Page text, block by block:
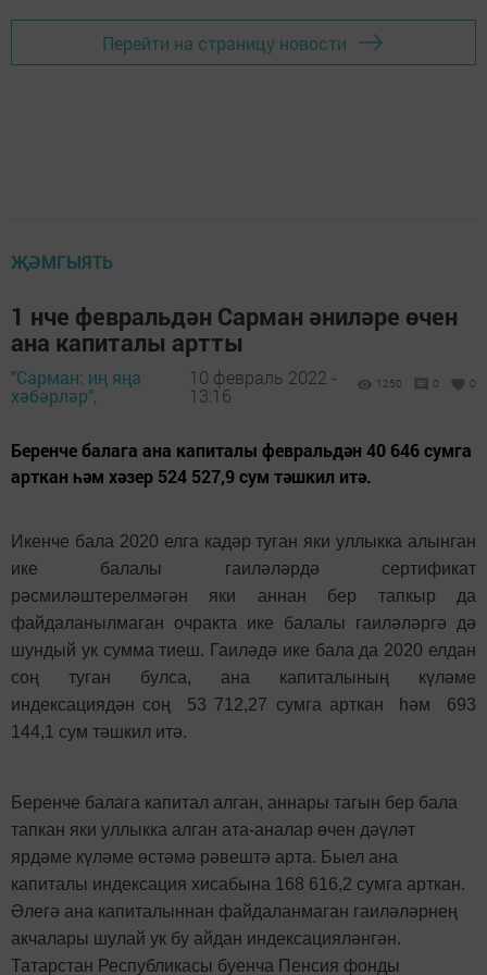
Перейти на страницу новости
ҖӘМГЫЯТЬ
1 нче февральдән Сарман әниләре өчен
ана капиталы артты
"Сарман: иң яңа
хәбәрләр",
10 февраль 2022 -
13:16
1250 0 0
Беренче балага ана капиталы февральдән 40 646 сумга
арткан һәм хәзер 524 527,9 сум тәшкил итә.
Икенче бала 2020 елга кадәр туган яки уллыкка алынган
ике балалы гаиләләрдә сертификат
рәсмиләштерелмәгән яки аннан бер тапкыр да
файдаланылмаган очракта ике балалы гаиләләргә дә
шундый ук сумма тиеш. Гаиләдә ике бала да 2020 елдан
соң туган булса, ана капиталының күләме
индексациядән соң 53 712,27 сумга арткан һәм 693
144,1 сум тәшкил итә.
Беренче балага капитал алган, аннары тагын бер бала
тапкан яки уллыкка алган ата-аналар өчен дәүләт
ярдәме күләме өстәмә рәвештә арта. Быел ана
капиталы индексация хисабына 168 616,2 сумга арткан.
Әлегә ана капиталыннан файдаланмаган гаиләләрнең
акчалары шулай ук бу айдан индексацияләнгән.
Татарстан Республикасы буенча Пенсия фонды